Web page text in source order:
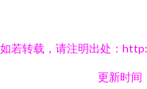
如若转载，请注明出处：
更新时间